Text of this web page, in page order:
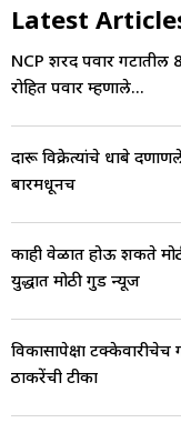
Latest
NCP शरद पवार गटातील
रोहित पवार म्हणाले...
दारू विक्रेत्यांचे धाबे
बारमधूनच
काही वेळात होऊ शकते
युद्धात मोठी गुड न्यूज
विकासापेक्षा
ठाकरेंची टीका